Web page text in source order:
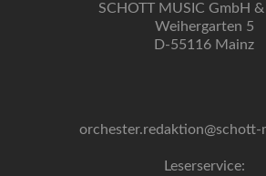
SCHOTT MUSIC GmbH &
Weihergarten 5
D-55116 Mainz
orchester.redaktion@schott-
Leserservice: